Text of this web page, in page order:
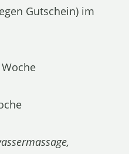
Gutschein) im